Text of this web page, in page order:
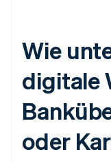
Wie
digitale
oder